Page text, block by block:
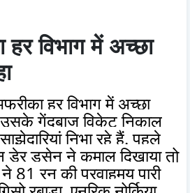
हर विभाग में अच्छा
हर विभाग में अच्छा
उसके गेंदबाज विकेट निकाल
निभा रहे हैं. पहले
डेर डुसेन ने कमाल दिखाया तो
रन की प्रवाहमय पारी